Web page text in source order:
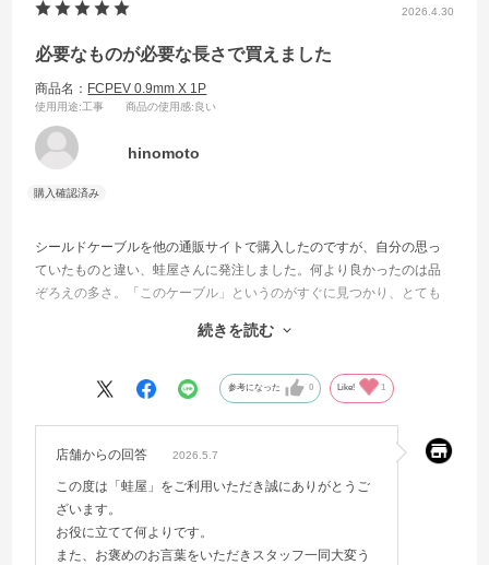
2026.4.30
必要なものが必要な長さで買えました
商品名： FCPEV 0.9mm X 1P
使用用途:工事 商品の使用感:良い
hinomoto
シールドケーブルを他の通販サイトで購入したのですが、自分の思っ
ていたものと違い、蛙屋さんに発注しました。何より良かったのは品
ぞろえの多さ。「このケーブル」というのがすぐに見つかり、とても
ケーブルが必要になったら次は迷わず蛙屋さんで探そうと思いまし
続きを読む
参考になった 0 Like! 1
店舗からの回答 2026.5.7
この度は「蛙屋」をご利用いただき誠にありがとうご
ざいます。
お役に立てて何よりです。
また、お褒めのお言葉をいただきスタッフ一同大変う